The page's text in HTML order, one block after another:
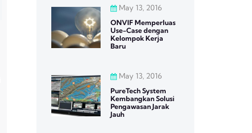
May 13, 2016
ONVIF Memperluas
Use-Case dengan
Kelompok Kerja
Baru
May 13, 2016
PureTech System
Kembangkan Solusi
Pengawasan Jarak
Jauh